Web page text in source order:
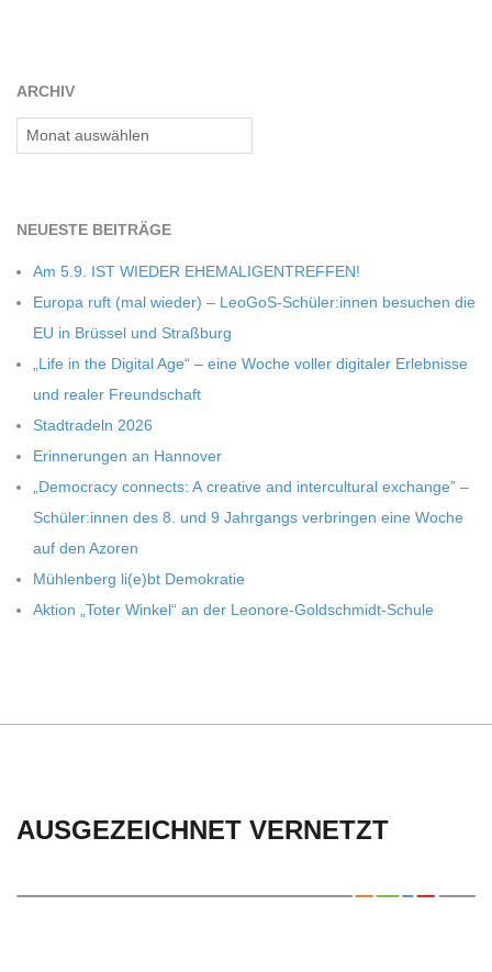
H
M
D
T
-
S
C
H
U
E
ARCHIV
Archiv
NEU­ESTE BEITRÄGE
Am 5.9. IST WIEDER EHEMALIGENTREFFEN!
Europa ruft (mal wie­der) – LeoGoS-Schüler:innen besu­chen die
EU in Brüs­sel und Straßburg
„Life in the Digi­tal Age“ – eine Woche vol­ler digi­ta­ler Erleb­nisse
und rea­ler Freundschaft
Stadt­ra­deln 2026
Erin­ne­run­gen an Hannover
„Demo­cracy con­nects: A crea­tive and inter­cul­tu­ral exch­ange” –
Schüler:innen des 8. und 9 Jahr­gangs ver­brin­gen eine Woche
auf den Azoren
Müh­len­berg li(e)bt Demokratie
Aktion „Toter Win­kel“ an der Leonore-Goldschmidt-Schule
AUSGEZEICHNET VERNETZT